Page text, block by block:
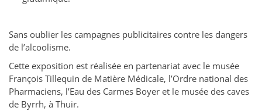
Sans oublier les campagnes publicitaires contre les dangers
de l’alcoolisme.
Cette exposition est réalisée en partenariat avec le musée
François Tillequin de Matière Médicale, l’Ordre national des
Pharmaciens, l’Eau des Carmes Boyer et le musée des caves
de Byrrh, à Thuir.